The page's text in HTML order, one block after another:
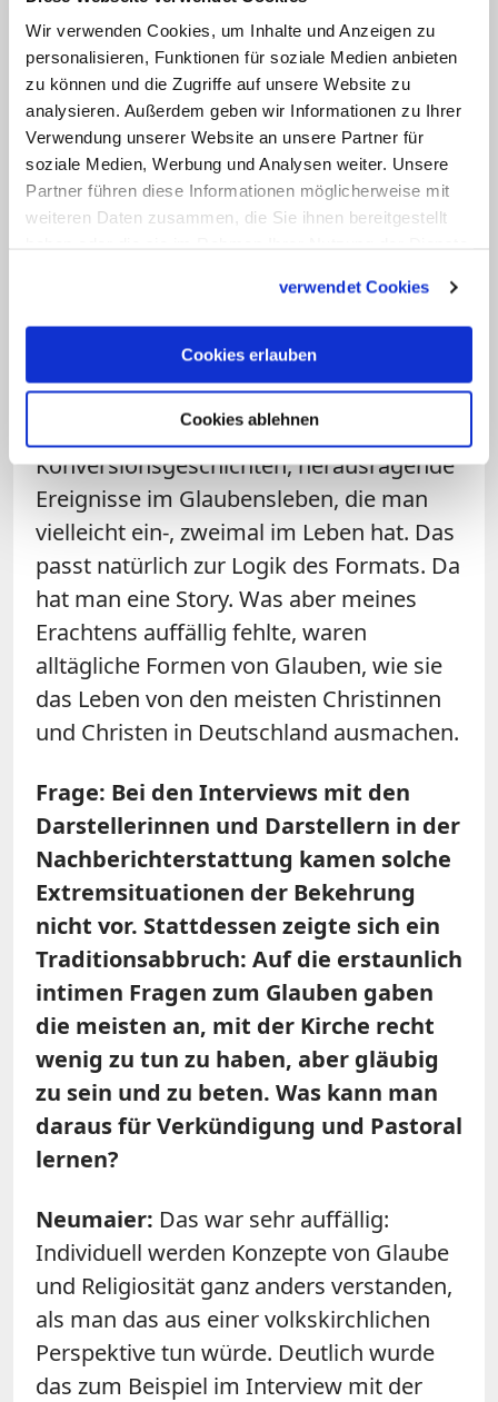
Wir verwenden Cookies, um Inhalte und Anzeigen zu
personalisieren, Funktionen für soziale Medien anbieten
zu können und die Zugriffe auf unsere Website zu
analysieren. Außerdem geben wir Informationen zu Ihrer
Verwendung unserer Website an unsere Partner für
soziale Medien, Werbung und Analysen weiter. Unsere
Partner führen diese Informationen möglicherweise mit
weiteren Daten zusammen, die Sie ihnen bereitgestellt
verwendet Cookies
Cookies erlauben
Cookies ablehnen
Ein leuchtendes Kreuz wird bei der RTL-Oster-
Produktion "Die Passion" auf den Friedrichsplatz
getragen. Die Kreuzträgerinnen und -träger
berichteten über besondere religiöse Erfahrungen.
Alltagsglauben kam weniger vor.
Frage: Bei den Gesprächen mit den
Menschen, die das Kreuz getragen
Es war auffällig, dass es
durchweg ein bestimmter Typus von
Geschichten war: Erweckungs- und
Konversionsgeschichten, herausragende
Ereignisse im Glaubensleben, die man
vielleicht ein-, zweimal im Leben hat. Das
passt natürlich zur Logik des Formats. Da
hat man eine Story. Was aber meines
Erachtens auffällig fehlte, waren
alltägliche Formen von Glauben, wie sie
das Leben von den meisten Christinnen
und Christen in Deutschland ausmachen.
Frage: Bei den Interviews mit den
Darstellerinnen und Darstellern in der
Nachberichterstattung kamen solche
Extremsituationen der Bekehrung
nicht vor. Stattdessen zeigte sich ein
Traditionsabbruch: Auf die erstaunlich
intimen Fragen zum Glauben gaben
die meisten an, mit der Kirche recht
wenig zu tun zu haben, aber gläubig
zu sein und zu beten. Was kann man
daraus für Verkündigung und Pastoral
lernen?
Neumaier: Das war sehr auffällig:
Individuell werden Konzepte von Glaube
und Religiosität ganz anders verstanden,
als man das aus einer volkskirchlichen
Perspektive tun würde. Deutlich wurde
das zum Beispiel im Interview mit der